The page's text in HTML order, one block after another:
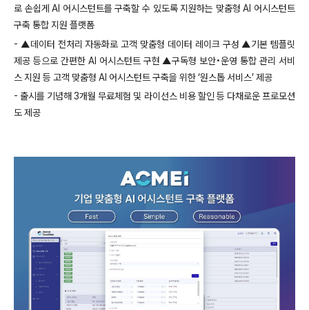
로 손쉽게 AI 어시스턴트를 구축할 수 있도록 지원하는 맞춤형 AI 어시스턴트
구축 통합 지원 플랫폼
- ▲데이터 전처리 자동화로 고객 맞춤형 데이터 레이크 구성 ▲기본 템플릿
제공 등으로 간편한AI 어시스턴트 구현 ▲구독형 보안•운영 통합 관리 서비
스 지원 등 고객 맞춤형 AI 어시스턴트 구축을 위한 ‘원스톱 서비스’제공
- 출시를 기념해 3개월 무료체험 및 라이선스 비용 할인 등 다채로운 프로모션
도 제공